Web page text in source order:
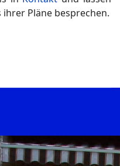
Pläne besprechen.